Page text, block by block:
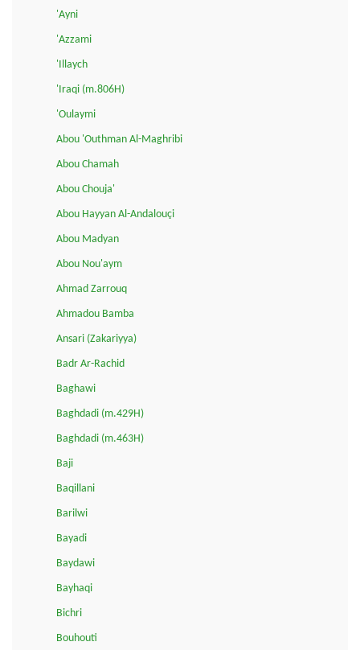
'Ayni
'Azzami
'Illaych
'Iraqi (m.806H)
'Oulaymi
Abou 'Outhman Al-Maghribi
Abou Chamah
Abou Chouja'
Abou Hayyan Al-Andalouçi
Abou Madyan
Abou Nou'aym
Ahmad Zarrouq
Ahmadou Bamba
Ansari (Zakariyya)
Badr Ar-Rachid
Baghawi
Baghdadi (m.429H)
Baghdadi (m.463H)
Baji
Baqillani
Barilwi
Bayadi
Baydawi
Bayhaqi
Bichri
Bouhouti